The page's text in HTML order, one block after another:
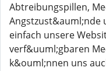
Abtreibungspillen,
Angstzust&auml;nde
einfach unsere
verf&uuml;gbaren
k&ouml;nnen uns